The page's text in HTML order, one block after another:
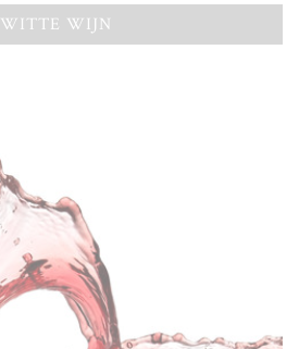
WITTE WIJN